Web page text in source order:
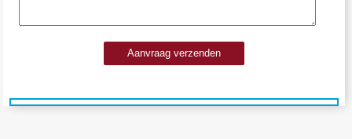
Aanvraag verzenden